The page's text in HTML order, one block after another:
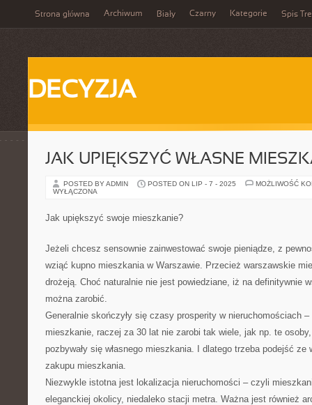
Strona główna Archiwum Biały Czarny Kategorie Spis
DECYZJA
JAK UPIĘKSZYĆ WŁASNE
POSTED BY ADMIN POSTED ON LIP - 7 - 2025
MOŻLIWOŚĆ
WYŁĄCZONA
Jak upiększyć swoje mieszkanie?
Jeżeli chcesz sensownie zainwestować swoje pieniądze, z
wziąć kupno mieszkania w Warszawie. Przecież warszawskie
drożeją. Choć naturalnie nie jest powiedziane, iż na definitywnie
można zarobić.
Generalnie skończyły się czasy prosperity w nieruchomościach
mieszkanie, raczej za 30 lat nie zarobi tak wiele, jak np. te
pozbywały się własnego mieszkania. I dlatego trzeba podejść ze
zakupu mieszkania.
Niezwykle istotna jest lokalizacja nieruchomości – czyli
eleganckiej okolicy, niedaleko stacji metra. Ważna jest również